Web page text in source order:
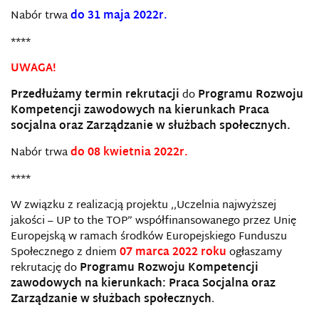
Nabór trwado 31 maja 2022r.
****
UWAGA!
Przedłużamy termin rekrutacjidoProgramu Rozwoju
Kompetencji zawodowych na kierunkach Praca
socjalna oraz Zarządzanie w służbach społecznych.
Nabór trwado 08 kwietnia 2022r.
****
W związku z realizacją projektu ,,Uczelnia najwyższej
jakości – UP to the TOP” współfinansowanego przez Unię
Europejską w ramach środków Europejskiego Funduszu
Społecznego z dniem07 marca 2022 rokuogłaszamy
rekrutację doProgramu Rozwoju Kompetencji
zawodowych na kierunkach: Praca Socjalna oraz
Zarządzanie w służbach społecznych.